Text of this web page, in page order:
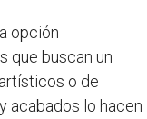
opción
que buscan un
o de
acabados lo hacen